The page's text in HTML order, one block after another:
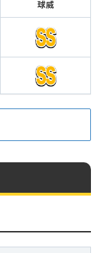
球威